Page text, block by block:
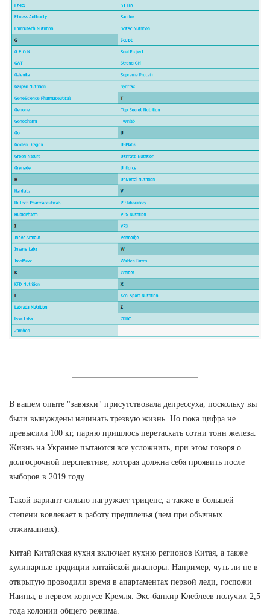
В вашем опыте "завязки" присутствовала депрессуха, поскольку вы
были вынуждены начинать трезвую жизнь. Но пока цифра не
превысила 100 кг, парню пришлось перетаскать сотни тонн железа.
Жизнь на Украине пытаются все усложнить, при этом говоря о
долгосрочной перспективе, которая должна себя проявить после
выборов в 2019 году.
Такой вариант сильно нагружает трицепс, а также в большей
степени вовлекает в работу предплечья (чем при обычных
отжиманиях).
Китай Китайская кухня включает кухню регионов Китая, а также
кулинарные традиции китайской диаспоры. Например, чуть ли не в
открытую проводили время в апартаментах первой леди, госпожи
Наины, в первом корпусе Кремля. Экс-банкир Клеблеев получил 2,5
года колонии общего режима.